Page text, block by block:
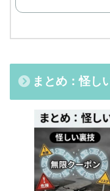
まとめ：怪し